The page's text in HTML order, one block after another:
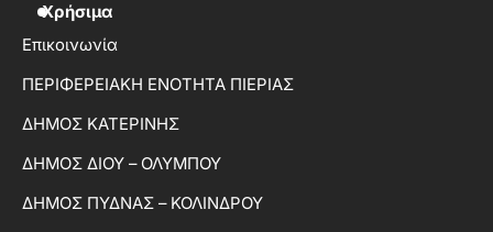
Χρήσιμα
Επικοινωνία
ΠΕΡΙΦΕΡΕΙΑΚΗ ΕΝΟΤΗΤΑ ΠΙΕΡΙΑΣ
ΔΗΜΟΣ ΚΑΤΕΡΙΝΗΣ
ΔΗΜΟΣ ΔΙΟΥ – ΟΛΥΜΠΟΥ
ΔΗΜΟΣ ΠΥΔΝΑΣ – ΚΟΛΙΝΔΡΟΥ